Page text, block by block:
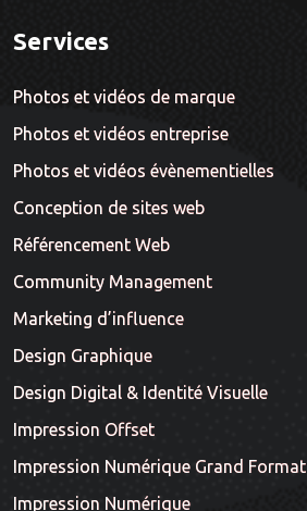
Services
Photos et vidéos de marque
Photos et vidéos entreprise
Photos et vidéos évènementielles
Conception de sites web
Référencement Web
Community Management
Marketing d’influence
Design Graphique
Design Digital & Identité Visuelle
Impression Offset
Impression Numérique Grand Format
Impression Numérique